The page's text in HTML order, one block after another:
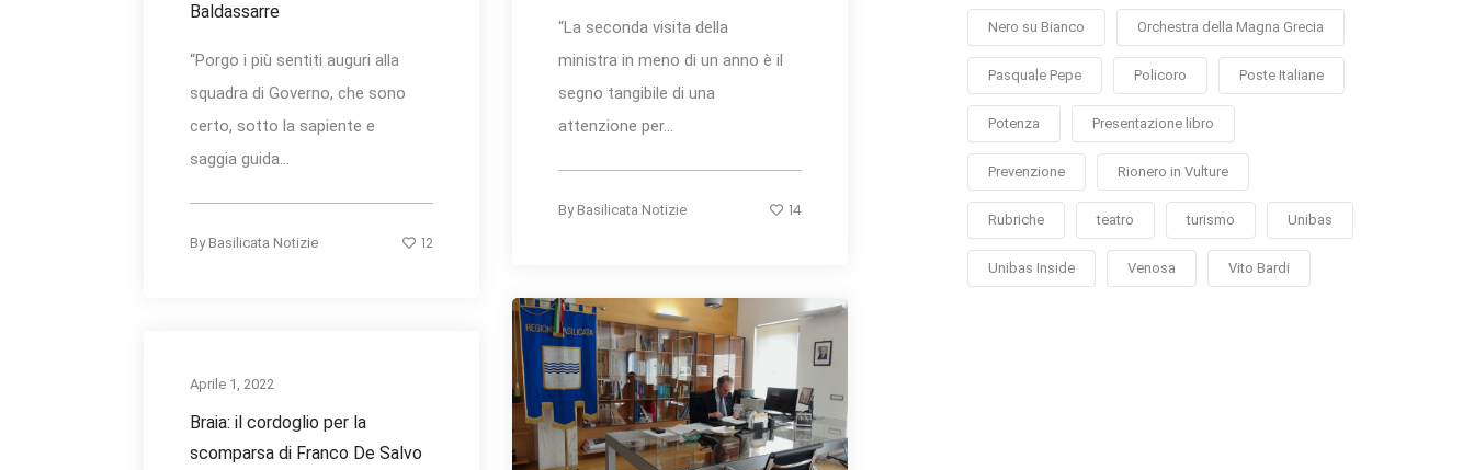
“La seconda visita della
ministra in meno di un anno è il
segno tangibile di una
attenzione per...
By Basilicata Notizie 14
Baldassarre
“Porgo i più sentiti auguri alla
squadra di Governo, che sono
certo, sotto la sapiente e
saggia guida...
By Basilicata Notizie 12
Aprile 1, 2022
Braia: il cordoglio per la
scomparsa di Franco De Salvo
Nero su Bianco Orchestra della Magna Grecia
Pasquale Pepe Policoro Poste Italiane
Potenza Presentazione libro
Prevenzione Rionero in Vulture
Rubriche teatro turismo Unibas
Unibas Inside Venosa Vito Bardi